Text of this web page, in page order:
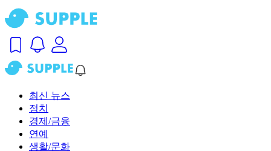
최신 뉴스
정치
경제/금융
연예
생활/문화